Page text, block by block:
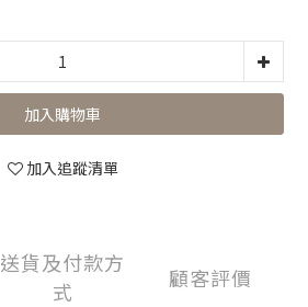
加入購物車
加入追蹤清單
送貨及付款方
式
顧客評價